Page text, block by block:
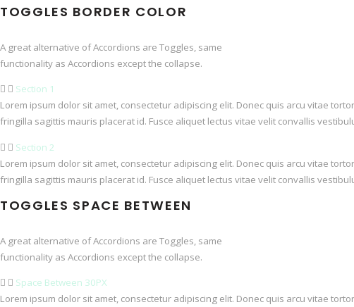
TOGGLES BORDER COLOR​
A great alternative of Accordions are Toggles, same
functionality as Accordions except the collapse.
Section 1
Lorem ipsum dolor sit amet, consectetur adipiscing elit. Donec quis arcu vitae
fringilla sagittis mauris placerat id. Fusce aliquet lectus vitae velit convallis
Section 2
Lorem ipsum dolor sit amet, consectetur adipiscing elit. Donec quis arcu vitae
fringilla sagittis mauris placerat id. Fusce aliquet lectus vitae velit convallis
TOGGLES SPACE BETWEEN
A great alternative of Accordions are Toggles, same
functionality as Accordions except the collapse.
Space Between 30PX
Lorem ipsum dolor sit amet, consectetur adipiscing elit. Donec quis arcu vitae